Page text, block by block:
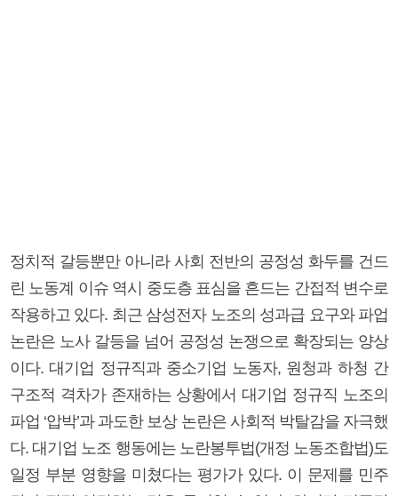
정치적 갈등뿐만 아니라 사회 전반의 공정성 화두를 건드
린 노동계 이슈 역시 중도층 표심을 흔드는 간접적 변수로
작용하고 있다. 최근 삼성전자 노조의 성과급 요구와 파업
논란은 노사 갈등을 넘어 공정성 논쟁으로 확장되는 양상
이다. 대기업 정규직과 중소기업 노동자, 원청과 하청 간
구조적 격차가 존재하는 상황에서 대기업 정규직 노조의
파업 ‘압박’과 과도한 보상 논란은 사회적 박탈감을 자극했
다. 대기업 노조 행동에는 노란봉투법(개정 노동조합법)도
일정 부분 영향을 미쳤다는 평가가 있다. 이 문제를 민주